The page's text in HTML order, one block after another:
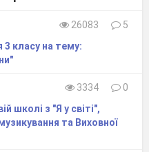
над якою темою
потрібно виконати
в порядку
таблички із числами та
всі числа у
та складіть тему
працювати.
26083
5
3 класу на тему:
3334
0
школі з "Я у світі",
та Виховної